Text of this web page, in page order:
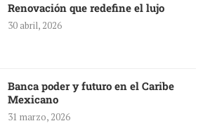
Renovación que redefine el lujo
30 abril, 2026
Banca poder y futuro en el Caribe
Mexicano
31 marzo, 2026